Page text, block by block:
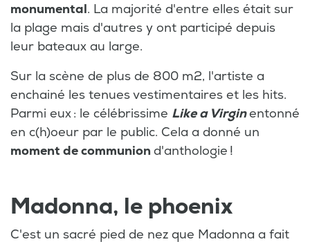
monumental. La majorité d'entre elles était sur
la plage mais d'autres y ont participé depuis
leur bateaux au large.
Sur la scène de plus de 800 m2, l'artiste a
enchainé les tenues vestimentaires et les hits.
Parmi eux : le célébrissime Like a Virginentonné
en c(h)oeur par le public. Cela a donné un
moment de communion d'anthologie !
Madonna, le phoenix
C'est un sacré pied de nez que Madonna a fait